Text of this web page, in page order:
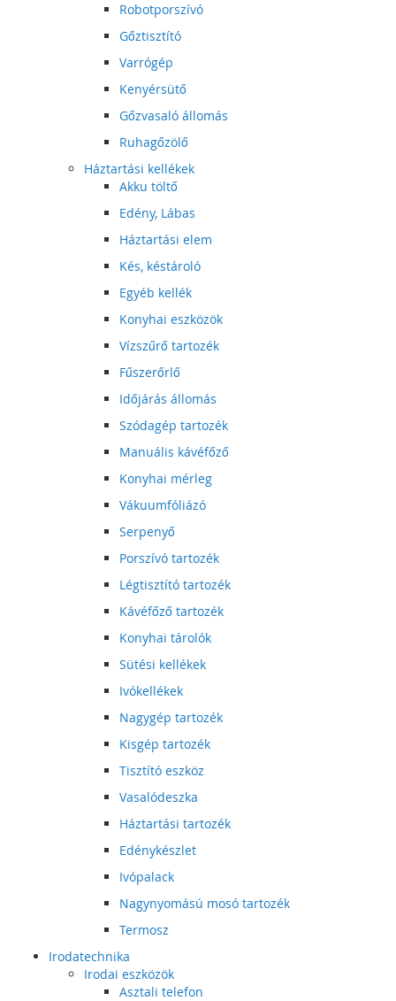
Robotporszívó
Gőztisztító
Varrógép
Kenyérsütő
Gőzvasaló állomás
Ruhagőzölő
Háztartási kellékek
Akku töltő
Edény, Lábas
Háztartási elem
Kés, késtároló
Egyéb kellék
Konyhai eszközök
Vízszűrő tartozék
Fűszerőrlő
Időjárás állomás
Szódagép tartozék
Manuális kávéfőző
Konyhai mérleg
Vákuumfóliázó
Serpenyő
Porszívó tartozék
Légtisztító tartozék
Kávéfőző tartozék
Konyhai tárolók
Sütési kellékek
Ivókellékek
Nagygép tartozék
Kisgép tartozék
Tisztító eszköz
Vasalódeszka
Háztartási tartozék
Edénykészlet
Ivópalack
Nagynyomású mosó tartozék
Termosz
Irodatechnika
Irodai eszközök
Asztali telefon